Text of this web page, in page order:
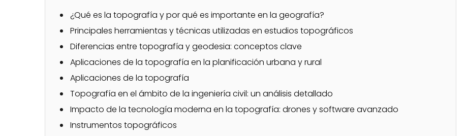
¿Qué es la topografía y por qué es importante en la geografía?
Principales herramientas y técnicas utilizadas en estudios topográficos
Diferencias entre topografía y geodesia: conceptos clave
Aplicaciones de la topografía en la planificación urbana y rural
Aplicaciones de la topografía
Topografía en el ámbito de la ingeniería civil: un análisis detallado
Impacto de la tecnología moderna en la topografía: drones y software avanzado
Instrumentos topográficos